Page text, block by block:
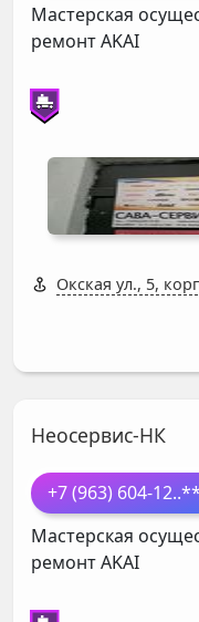
Мастерская
ремонтAKAI
Окская ул., 5,
Неосервис-НК
+7 (963) 604-12..**
Мастерская
ремонтAKAI